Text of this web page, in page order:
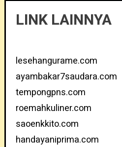
LINK LAINNYA
lesehangurame.com
ayambakar7saudara.com
tempongpns.com
roemahkuliner.com
saoenkkito.com
handayaniprima.com